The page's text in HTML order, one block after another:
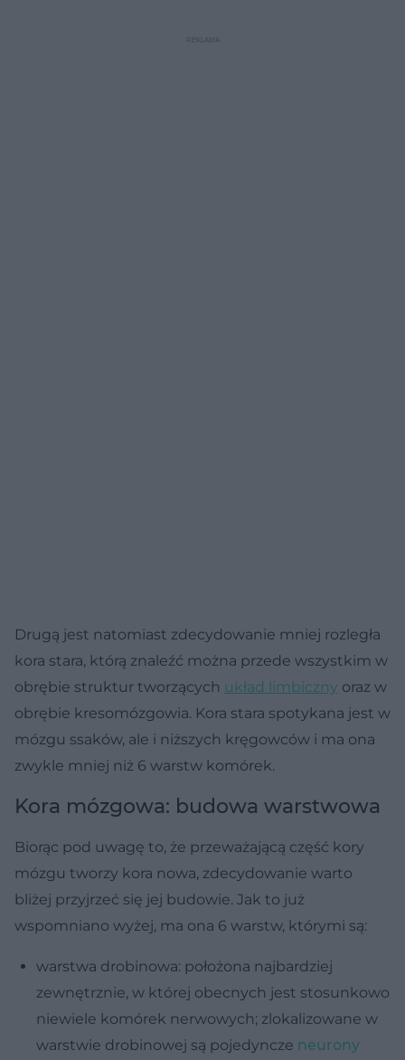
Drugą jest natomiast zdecydowanie mniej rozległa
kora stara, którą znaleźć można przede wszystkim w
obrębie struktur tworzących układ limbiczny oraz w
obrębie kresomózgowia. Kora stara spotykana jest w
mózgu ssaków, ale i niższych kręgowców i ma ona
zwykle mniej niż 6 warstw komórek.
Kora mózgowa: budowa warstwowa
Biorąc pod uwagę to, że przeważającą część kory
mózgu tworzy kora nowa, zdecydowanie warto
bliżej przyjrzeć się jej budowie. Jak to już
wspomniano wyżej, ma ona 6 warstw, którymi są:
warstwa drobinowa: położona najbardziej
zewnętrznie, w której obecnych jest stosunkowo
niewiele komórek nerwowych; zlokalizowane w
warstwie drobinowej są pojedyncze neurony